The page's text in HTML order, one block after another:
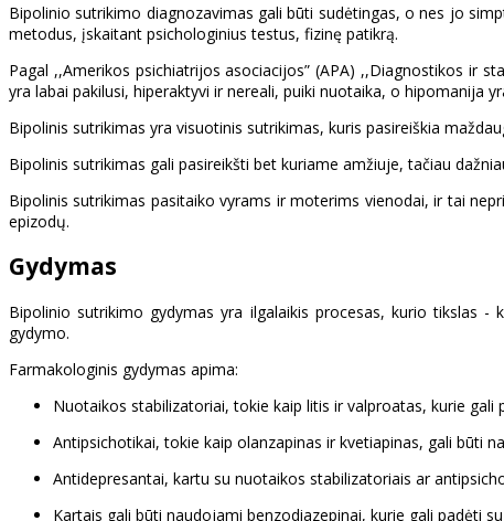
Bipolinio sutrikimo diagnozavimas gali būti sudėtingas, o nes jo
metodus, įskaitant psichologinius testus, fizinę patikrą.
Pagal ,,Amerikos psichiatrijos asociacijos” (APA) ,,Diagnostikos ir
yra labai pakilusi, hiperaktyvi ir nereali, puiki nuotaika, o hipomanija
Bipolinis sutrikimas yra visuotinis sutrikimas, kuris pasireiškia
Bipolinis sutrikimas gali pasireikšti bet kuriame amžiuje, tačiau
Bipolinis sutrikimas pasitaiko vyrams ir moterims vienodai, ir tai
epizodų.
Gydymas
Bipolinio sutrikimo gydymas yra ilgalaikis procesas, kurio tikslas
gydymo.
Farmakologinis gydymas apima:
Nuotaikos stabilizatoriai, tokie kaip litis ir valproatas, kurie
Antipsichotikai, tokie kaip olanzapinas ir kvetiapinas, gali būti
Antidepresantai, kartu su nuotaikos stabilizatoriais ar
Kartais gali būti naudojami benzodiazepinai, kurie gali padėti